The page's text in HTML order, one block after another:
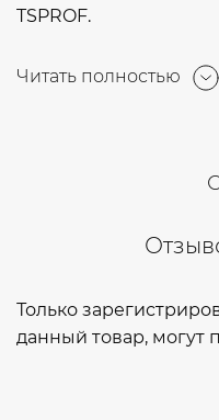
TSPROF.
Читать полностью
Только
данный товар, могут